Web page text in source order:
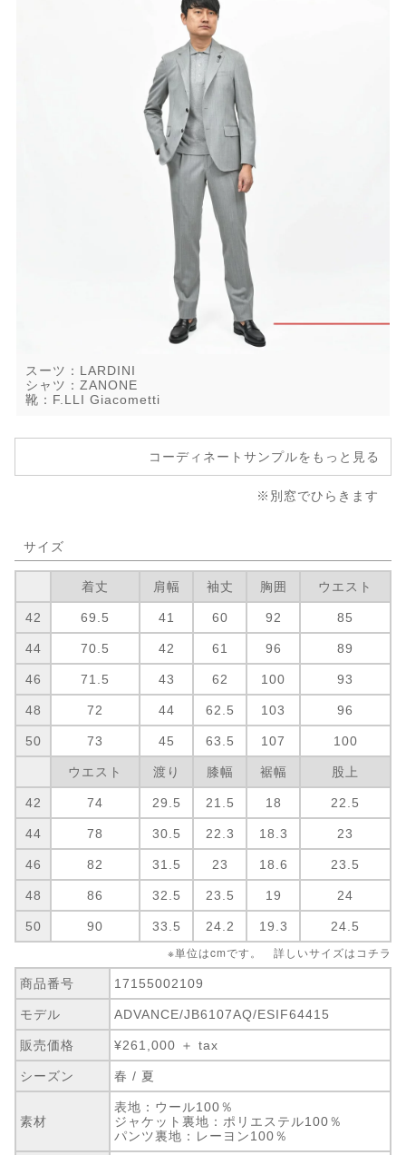
スーツ：LARDINI
シャツ：ZANONE
靴：F.LLI Giacometti
コーディネートサンプルをもっと見る
※別窓でひらきます
サイズ
着丈 肩幅 袖丈 胸囲 ウエスト
42 69.5 41 60 92 85
44 70.5 42 61 96 89
46 71.5 43 62 100 93
48 72 44 62.5 103 96
50 73 45 63.5 107 100
ウエスト 渡り 膝幅 裾幅 股上
42 74 29.5 21.5 18 22.5
44 78 30.5 22.3 18.3 23
46 82 31.5 23 18.6 23.5
48 86 32.5 23.5 19 24
50 90 33.5 24.2 19.3 24.5
※単位はcmです。 詳しいサイズは コチラ
商品番号 17155002109
モデル ADVANCE/JB6107AQ/ESIF64415
販売価格 ¥261,000 ＋ tax
シーズン 春 / 夏
素材
表地：ウール100％
ジャケット裏地：ポリエステル100％
パンツ裏地：レーヨン100％